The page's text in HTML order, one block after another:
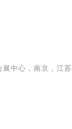
展中心，南京，江